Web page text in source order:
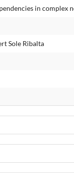
in complex
Sole Ribalta